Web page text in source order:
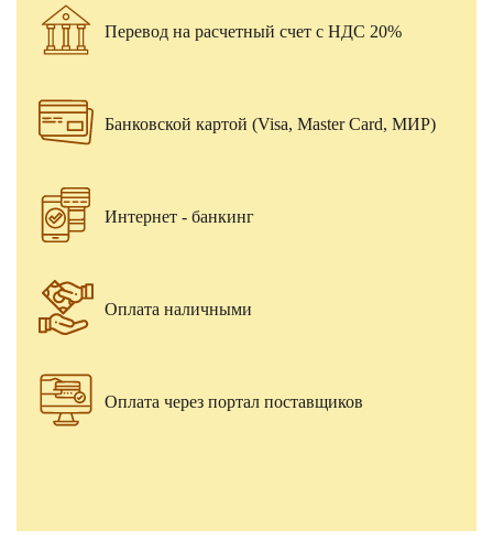
Перевод на расчетный счет с НДС 20%
Банковской картой (Visa, Master Card, МИР)
Интернет - банкинг
Оплата наличными
Оплата через портал поставщиков